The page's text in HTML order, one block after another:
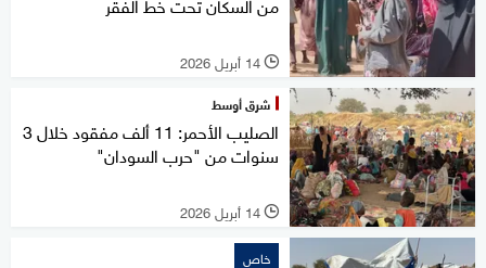
l 14 أبريل 2026
شرق أوسط
الصليب الأحمر: 11 ألف مفقود خلال 3
سنوات من "حرب السودان"
l 14 أبريل 2026
خاص